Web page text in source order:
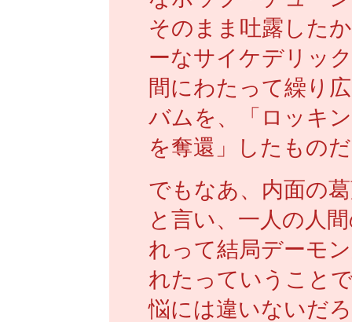
そのまま吐露した
ーなサイケデリッ
間にわたって繰り
バムを、「ロッキ
を奪還」したもの
でもなあ、内面の
と言い、一人の人
れって結局デーモ
れたっていうこと
悩には違いないだ